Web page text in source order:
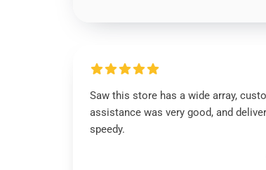
Saw this store has a wide array,
assistance was very good, and
speedy.